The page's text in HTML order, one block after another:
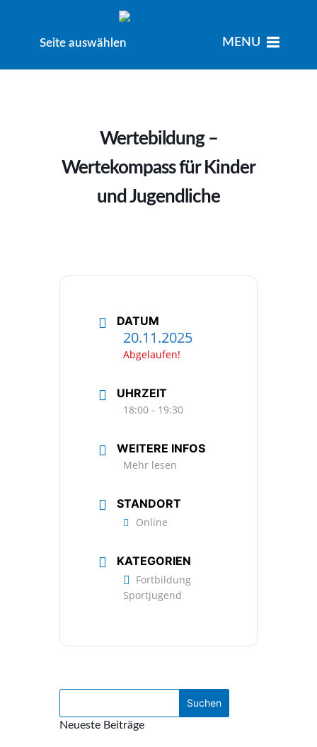
Seite auswählen MENU
Wertebildung –
Wertekompass für Kinder
und Jugendliche
DATUM
20.11.2025
Abgelaufen!
UHRZEIT
18:00 - 19:30
WEITERE INFOS
Mehr lesen
STANDORT
Online
KATEGORIEN
Fortbildung
Sportjugend
Neueste Beiträge